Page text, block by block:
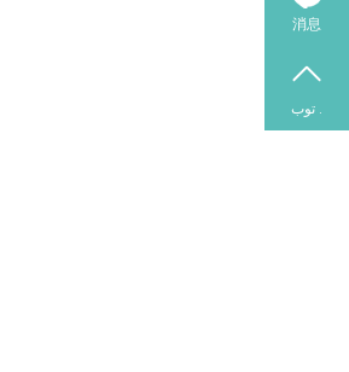
消息
توب .